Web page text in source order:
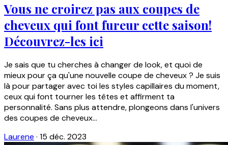
Vous ne croirez pas aux coupes de
cheveux qui font fureur cette saison!
Découvrez-les ici
Je sais que tu cherches à changer de look, et quoi de
mieux pour ça qu'une nouvelle coupe de cheveux ? Je suis
là pour partager avec toi les styles capillaires du moment,
ceux qui font tourner les têtes et affirment ta
personnalité. Sans plus attendre, plongeons dans l'univers
des coupes de cheveux...
Laurene · 15 déc. 2023